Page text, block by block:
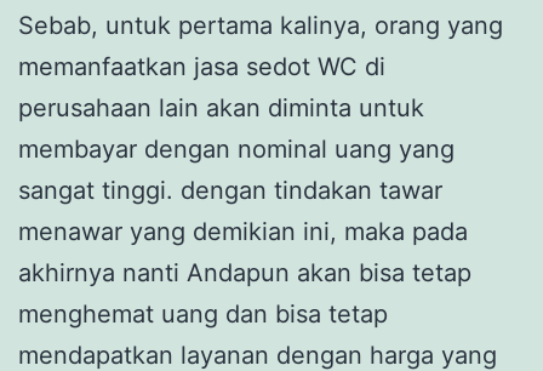
Sebab, untuk pertama kalinya, orang yang
memanfaatkan jasa sedot WC di
perusahaan lain akan diminta untuk
membayar dengan nominal uang yang
sangat tinggi. dengan tindakan tawar
menawar yang demikian ini, maka pada
akhirnya nanti Andapun akan bisa tetap
menghemat uang dan bisa tetap
mendapatkan layanan dengan harga yang